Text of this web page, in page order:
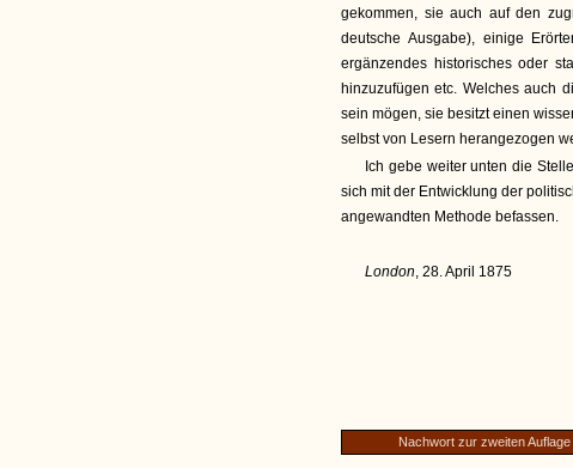
gekommen, sie auch auf den
deutsche Ausgabe), einige
ergänzendes historisches oder
hinzuzufügen etc. Welches auch
sein mögen, sie besitzt einen
selbst von Lesern herangezogen
Ich gebe weiter unten die
sich mit der Entwicklung der
angewandten Methode befassen.
London, 28. April 1875
Nachwort zur zweiten Auflage